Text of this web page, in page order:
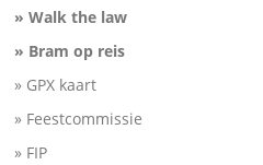
» Walk the law
» Bram op reis
» GPX kaart
» Feestcommissie
» FIP